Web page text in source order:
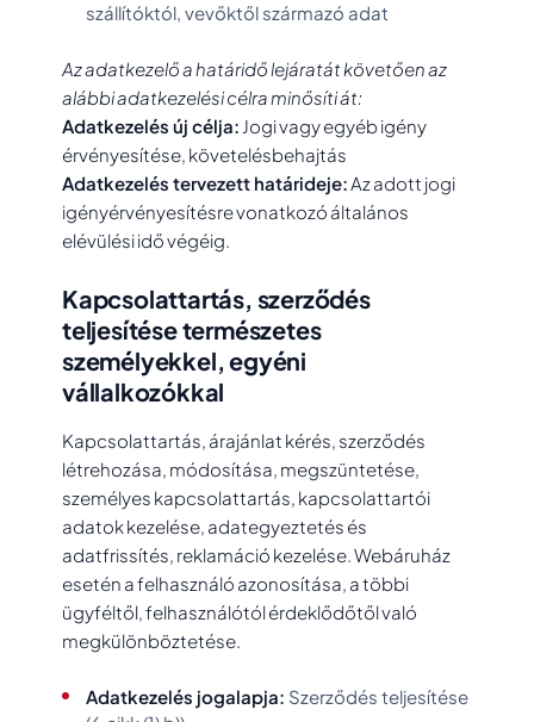
szállítóktól, vevőktől származó adat
Az adatkezelő a határidő lejáratát követően az
alábbi adatkezelési célra minősíti át:
Adatkezelés új célja: Jogi vagy egyéb igény
érvényesítése, követelésbehajtás
Adatkezelés tervezett határideje:Az adott jogi
igényérvényesítésre vonatkozó általános
elévülési idő végéig.
Kapcsolattartás, szerződés
teljesítése természetes
személyekkel, egyéni
vállalkozókkal
Kapcsolattartás, árajánlat kérés, szerződés
létrehozása, módosítása, megszüntetése,
személyes kapcsolattartás, kapcsolattartói
adatok kezelése, adategyeztetés és
adatfrissítés, reklamáció kezelése. Webáruház
esetén a felhasználó azonosítása, a többi
ügyféltől, felhasználótól érdeklődőtől való
megkülönböztetése.
Adatkezelés jogalapja: Szerződés teljesítése